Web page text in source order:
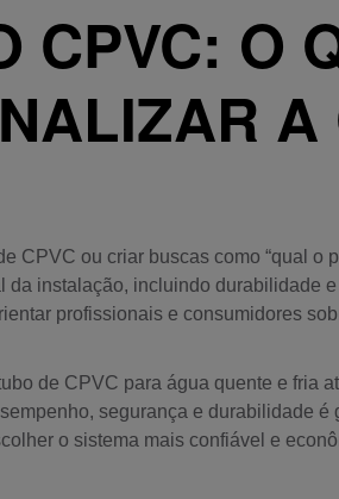
CPVC: O
A
CPVC ou criar buscas como “qual o
da instalação, incluindo durabilidade
profissionais e consumidores
de CPVC para água quente e fria
segurança e durabilidade
o sistema mais confiável e